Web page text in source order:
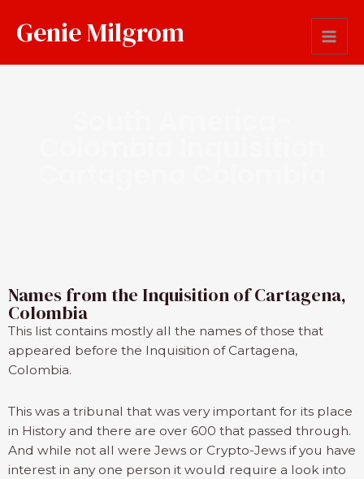
Genie Milgrom
Names from the Inquisition of Cartagena,
Colombia
This list contains mostly all the names of those that
appeared before the Inquisition of Cartagena,
Colombia.
This was a tribunal that was very important for its place
in History and there are over 600 that passed through.
And while not all were Jews or Crypto-Jews if you have
interest in any one person it would require a look into